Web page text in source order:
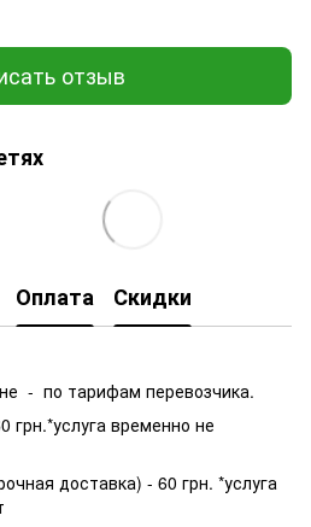
отзыв
Оплата Скидки
- по тарифам перевозчика.
грн.*услуга временно не
доставка) - 60 грн. *услуга